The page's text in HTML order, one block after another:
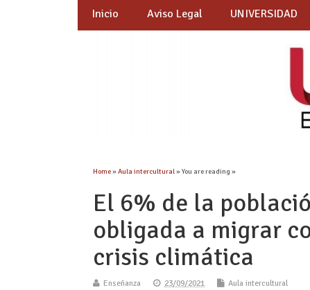
Inicio Aviso Legal UNIVERSIDAD
Home»Aula intercultural» You are reading »
El 6% de la
obligada a migrar
crisis climática
Enseñanza 23/09/2021 Aula intercultural